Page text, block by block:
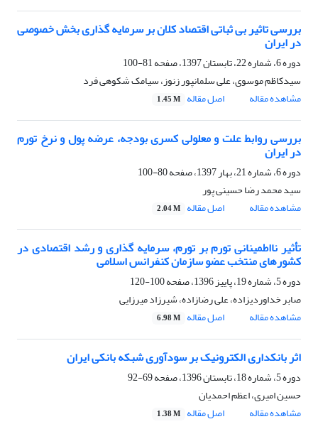
بررسی تاثیر بی ثباتی اقتصاد کلان بر سرمایه گذاری بخش خصوصی
در ایران
دوره 6، شماره 22، تابستان 1397، صفحه
81-100
سیدکاظم موسوی، علی سلمانپور زنوز، سیامک شکوهی فرد
مشاهده مقاله
اصل مقاله 1.45 M
بررسی روابط علت و معلولی کسری بودجه، عرضه پول و نرخ تورم
در ایران
دوره 6، شماره 21، بهار 1397، صفحه
80-100
سید محمد رضا حسینی پور
مشاهده مقاله
اصل مقاله 2.04 M
تأثیر نااطمینانی تورم بر تورم، سرمایه گذاری و رشد اقتصادی در
کشورهای منتخب عضو سازمان کنفرانس اسلامی
دوره 5، شماره 19، پاییز 1396، صفحه
100-120
صابر خداوردیزاده، علی رضازاده، شیرزاد میرزایی
مشاهده مقاله
اصل مقاله 6.98 M
اثر بانکداری الکترونیک بر سودآوری شبکه بانکی ایران
دوره 5، شماره 18، تابستان 1396، صفحه
69-92
حسین امیری، اعظم احمدیان
مشاهده مقاله
اصل مقاله 1.38 M